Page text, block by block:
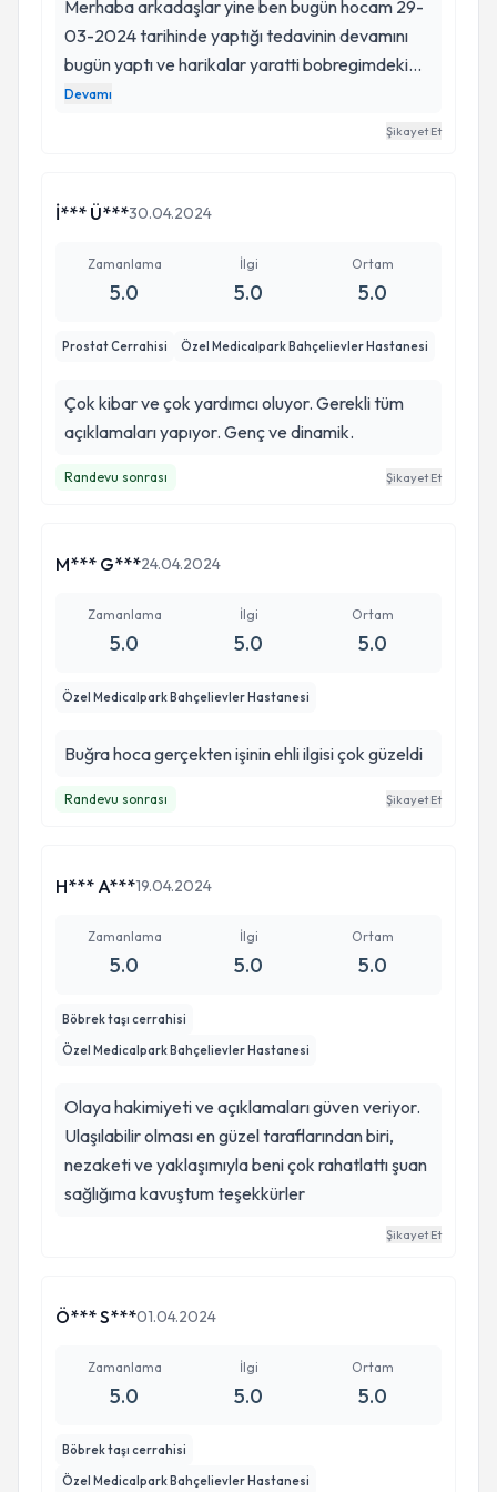
güven vermesi, insanlığı, bıkmadan her soruyu
tane tane cevaplaması, siz sorun aklınızda birşey
kalmasın demesi, anlatırken Dr arkadaşı gibi
değil de sizin seviyenize inip aktarması ve nicesi..
Bundan sonra Buğra Bey ne derse o. Hep var
Merhaba arkadaşlar yine ben bugün hocam 29-
03-2024 tarihinde yaptığı tedavinin devamını
bugün yaptı ve harikalar yaratti bobregimdeki
taştan ve stentten kurtuldum sayesinde
sağlığıma kavuştum eşsiz bilgisi ve kusursuz
teslim edin harika hoca
Devamı
Şikayet Et
İ*** Ü***30.04.2024
Zamanlama
5.0
İlgi
5.0
Ortam
5.0
Prostat Cerrahisi Özel Medicalpark Bahçelievler Hastanesi
Çok kibar ve çok yardımcı oluyor. Gerekli tüm
açıklamaları yapıyor. Genç ve dinamik.
Randevu sonrası Şikayet Et
M*** G***24.04.2024
Zamanlama
5.0
İlgi
5.0
Ortam
5.0
Özel Medicalpark Bahçelievler Hastanesi
Buğra hoca gerçekten işinin ehli ilgisi çok güzeldi
Randevu sonrası Şikayet Et
H*** A***19.04.2024
Zamanlama
5.0
İlgi
5.0
Ortam
5.0
Böbrek taşı cerrahisi
Özel Medicalpark Bahçelievler Hastanesi
Olaya hakimiyeti ve açıklamaları güven veriyor.
Ulaşılabilir olması en güzel taraflarından biri,
nezaketi ve yaklaşımıyla beni çok rahatlattı şuan
sağlığıma kavuştum teşekkürler
Şikayet Et
Ö*** S***01.04.2024
Zamanlama
5.0
İlgi
5.0
Ortam
5.0
Böbrek taşı cerrahisi
Özel Medicalpark Bahçelievler Hastanesi